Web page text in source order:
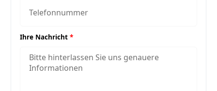
Ihre Nachricht*